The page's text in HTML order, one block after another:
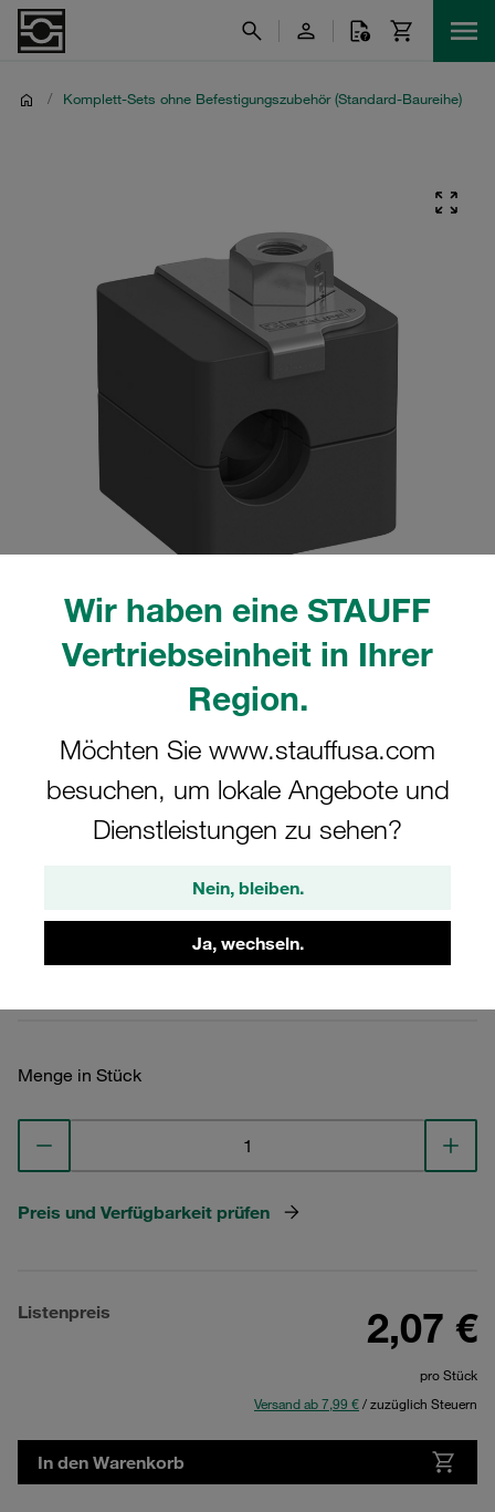
Wir haben eine STAUFF
Vertriebseinheit in Ihrer
Region.
Möchten Sie www.stauffusa.com
besuchen, um lokale Angebote und
Dienstleistungen zu sehen?
Nein, bleiben.
Ja, wechseln.
/ Komplett-Sets ohne Befestigungszubehör (Standard-Baureihe)
Bitte beachten Sie: Das Bild dient nur zur Veranschaulichung und kann vom
tatsächlichen Produkt abweichen.
Komplettschelle Standard-Baureihe Gr.
Schraube gerippt, mit Vorspannung
STAUFF Materialnr. 1110002415
Technische Daten ansehen
Menge in Stück
Preis und Verfügbarkeit prüfen
Listenpreis 2,07 €
pro Stück
Versand ab 7,99 €/ zuzüglich Steuern
In den Warenkorb